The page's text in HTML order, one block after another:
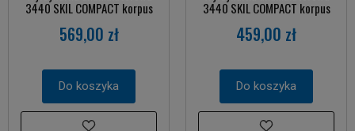
3440 SKIL COMPACT korpus
569,00 zł
Do koszyka
3440 SKIL COMPACT korpus
459,00 zł
Do koszyka